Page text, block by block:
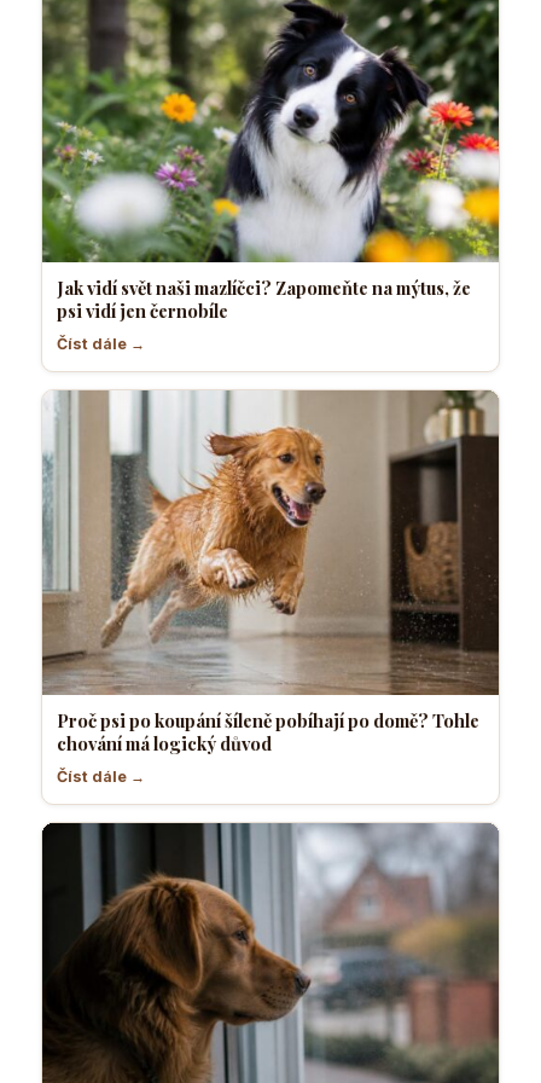
Jak vidí svět naši mazlíčci? Zapomeňte na mýtus, že
psi vidí jen černobíle
Číst dále →
Proč psi po koupání šíleně pobíhají po domě? Tohle
chování má logický důvod
Číst dále →